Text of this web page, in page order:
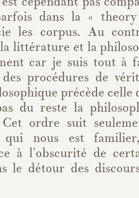
dans la «
les corpus. Au
littérature et la
car je suis tout à
procédures de
précède
du reste la
Cet ordre suit
qui nous est
à l’obscurité de
le détour des